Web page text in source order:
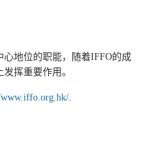
地位的职能，随着IFFO的成
挥重要作用。
.